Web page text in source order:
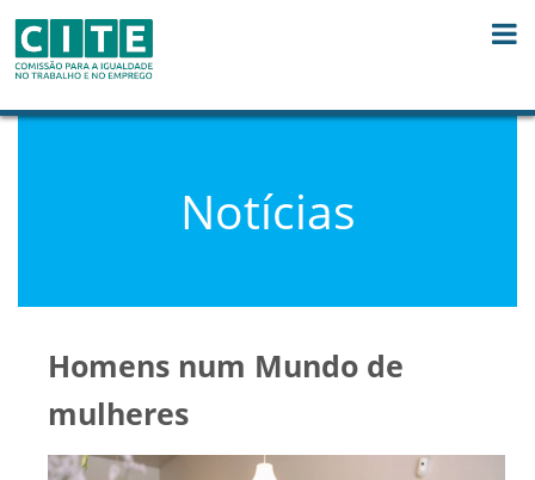
Notícias
Homens num Mundo de
mulheres